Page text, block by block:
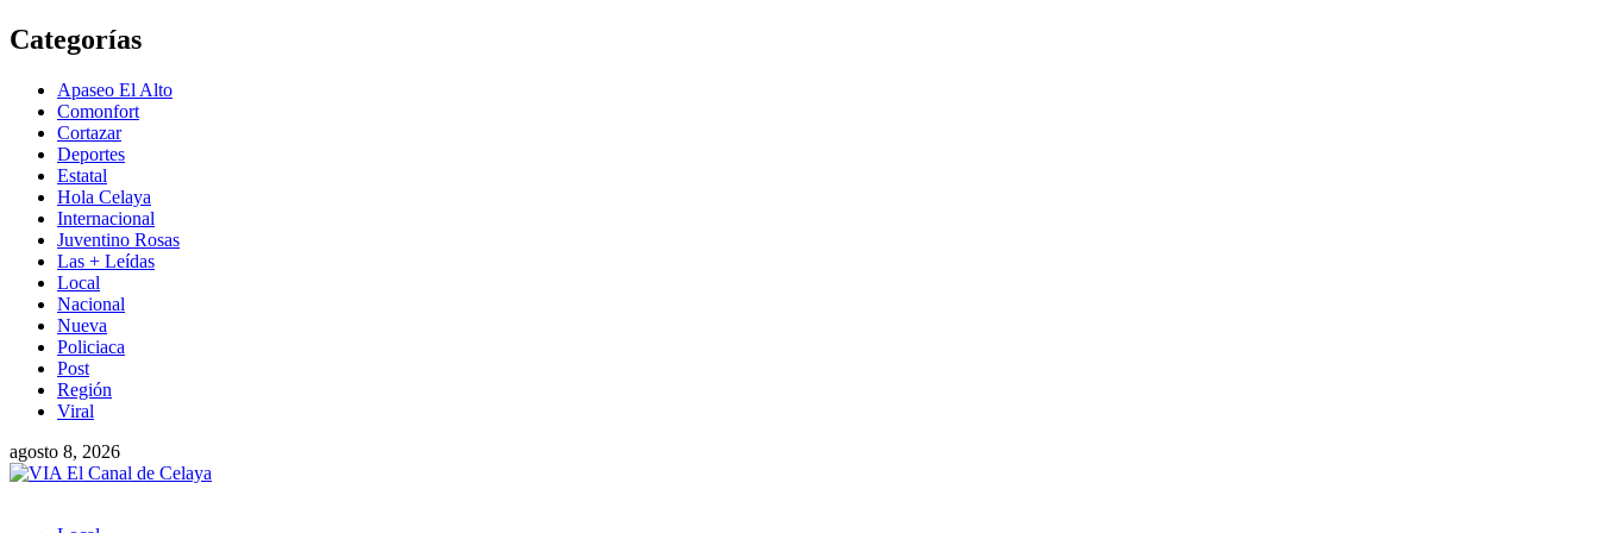
Saltar
al
Categorías
Apaseo El Alto
Comonfort
Cortazar
Deportes
Estatal
Hola Celaya
Internacional
Juventino Rosas
Las + Leídas
Local
Nacional
Nueva
Policiaca
Post
Región
Viral
agosto 8, 2026